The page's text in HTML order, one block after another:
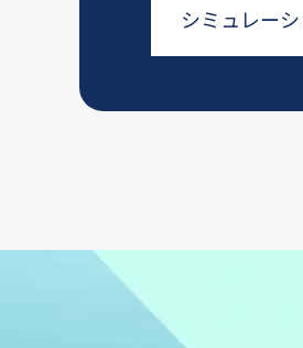
シミュレー